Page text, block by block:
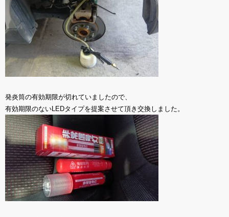
発炎筒の有効期限が切れていましたので、
有効期限のないLEDタイプを提案させて頂き交換しました。